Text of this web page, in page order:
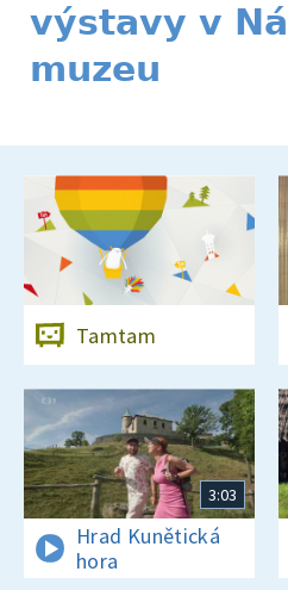
výstavy v
muzeu
Tamtam
3:03
Hrad Kunětická
hora